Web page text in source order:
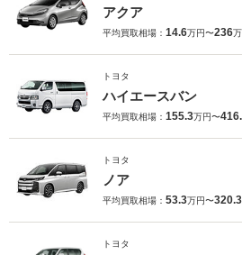
アクア
平均買取相場： 14.6万円〜236
トヨタ
ハイエースバン
平均買取相場： 155.3万円〜
トヨタ
ノア
平均買取相場： 53.3万円〜320.3
トヨタ